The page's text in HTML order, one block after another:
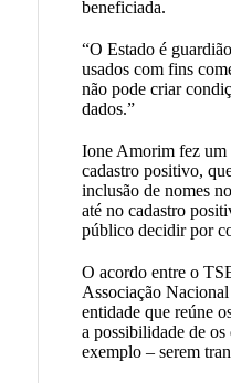
beneficiada.
“O Estado é
usados com fins
não pode criar
dados.”
Ione Amorim fez um
cadastro positivo,
inclusão de nomes
até no cadastro
público decidir por
O acordo entre o
Associação
entidade que reúne
a possibilidade de
exemplo – serem